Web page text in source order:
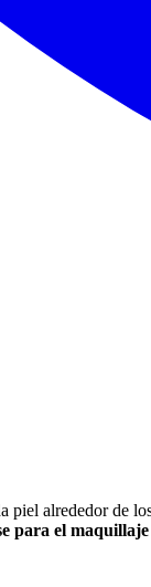
piel alrededor de
para el maquillaje